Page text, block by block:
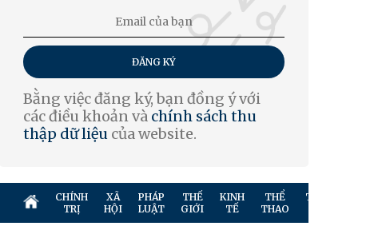
ĐĂNG KÝ
Bằng việc đăng ký, bạn đồng ý với
các điều khoản và chính sách thu
thập dữ liệu của website.
CHÍNH
TRỊ
XÃ
HỘI
PHÁP
LUẬT
THẾ
GIỚI
KINH
TẾ
THỂ
THAO
TRUYỀN